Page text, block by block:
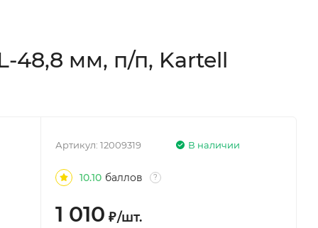
48,8 мм, п/п, Kartell
В наличии
Артикул:12009319
10.10 баллов ?
1 010 ₽/шт.